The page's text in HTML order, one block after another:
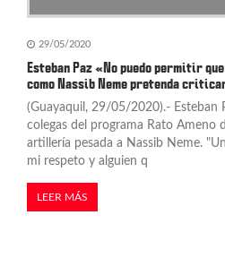
29/05/2020
Esteban Paz «No puedo permitir
como Nassib Neme pretenda
(Guayaquil, 29/05/2020).- Esteban
colegas del programa Rato Ameno
artillería pesada a Nassib Neme.
mi respeto y alguien q
LEER MÁS